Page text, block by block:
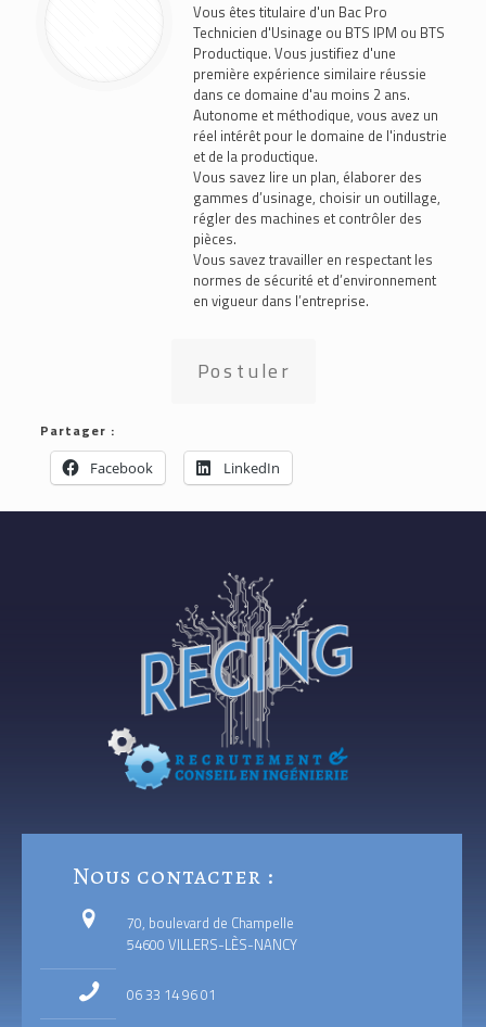
Vous êtes titulaire d'un Bac Pro
Technicien d'Usinage ou BTS IPM ou BTS
Productique. Vous justifiez d'une
première expérience similaire réussie
dans ce domaine d'au moins 2 ans.
Autonome et méthodique, vous avez un
réel intérêt pour le domaine de l'industrie
et de la productique.
Vous savez lire un plan, élaborer des
gammes d’usinage, choisir un outillage,
régler des machines et contrôler des
pièces.
Vous savez travailler en respectant les
normes de sécurité et d’environnement
en vigueur dans l’entreprise.
Postuler
Partager :
Facebook LinkedIn
Nous contacter :
70, boulevard de Champelle
54600 VILLERS-LÈS-NANCY
06 33 14 96 01